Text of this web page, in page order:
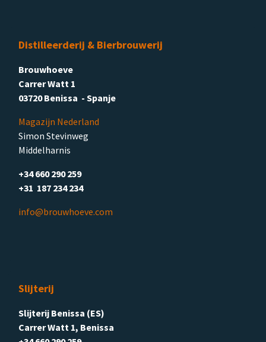
Distilleerderij & Bierbrouwerij
Brouwhoeve
Carrer Watt 1
03720 Benissa - Spanje
Magazijn Nederland
Simon Stevinweg
Middelharnis
+34 660 290 259
+31 187 234 234
info@brouwhoeve.com
Slijterij
Slijterij Benissa (ES)
Carrer Watt 1, Benissa